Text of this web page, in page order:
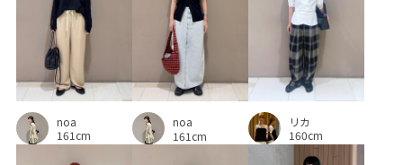
着やすい 立体的 自然な風合い
華やか 薄手 軽い着心地 透け感
通気性 長く使える 長財布
noa
161cm
noa
161cm
リカ
160cm